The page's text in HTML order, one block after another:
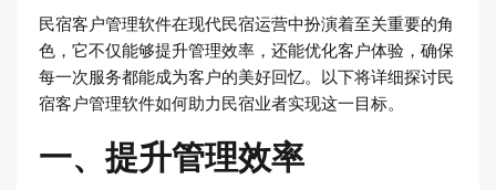
民宿客户管理软件在现代民宿运营中扮演着至关重要的角
色，它不仅能够提升管理效率，还能优化客户体验，确保
每一次服务都能成为客户的美好回忆。以下将详细探讨民
宿客户管理软件如何助力民宿业者实现这一目标。
一、提升管理效率